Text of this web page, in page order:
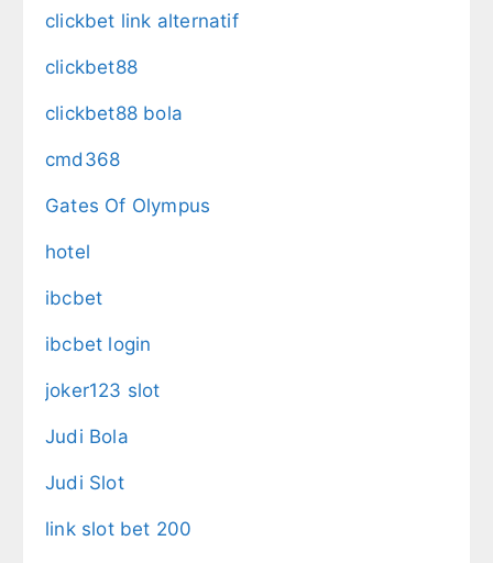
clickbet link alternatif
clickbet88
clickbet88 bola
cmd368
Gates Of Olympus
hotel
ibcbet
ibcbet login
joker123 slot
Judi Bola
Judi Slot
link slot bet 200